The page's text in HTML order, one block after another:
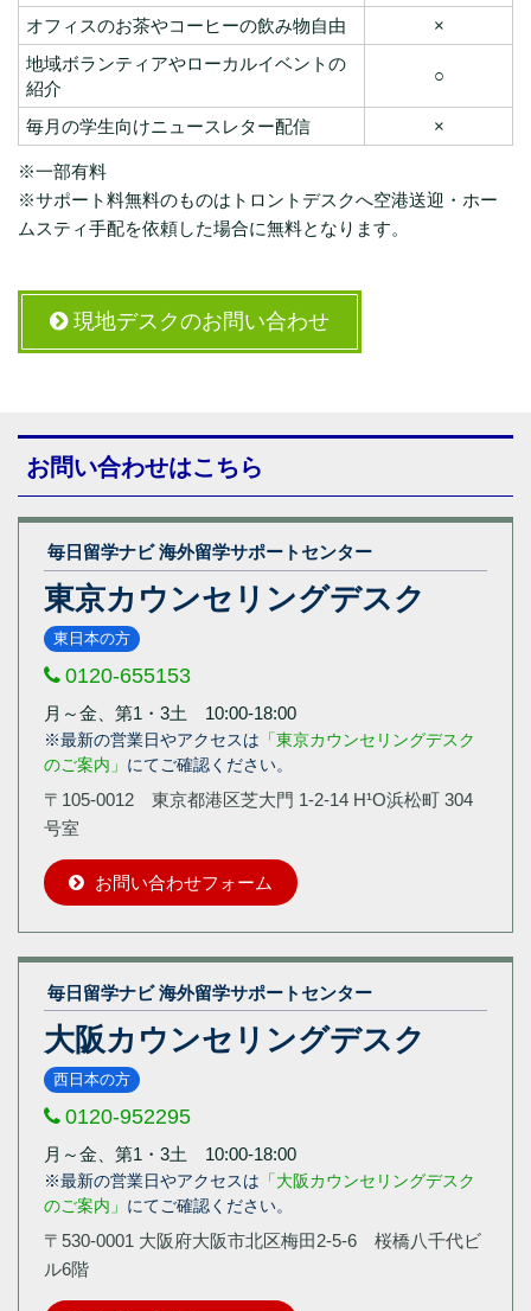
オフィスのお茶やコーヒーの飲み物自由
×
地域ボランティアやローカルイベントの
紹介
○
毎月の学生向けニュースレター配信 ×
※一部有料
※サポート料無料のものはトロントデスクへ空港送迎・ホー
ムスティ手配を依頼した場合に無料となります。
現地デスクのお問い合わせ
お問い合わせはこちら
毎日留学ナビ 海外留学サポートセンター
東京カウンセリングデスク
東日本の方
0120-655153
月～金、第1・3土 10:00-18:00
※最新の営業日やアクセスは 「東京カウンセリングデスク
のご案内」 にてご確認ください。
〒105-0012 東京都港区芝大門 1-2-14 H¹O浜松町 304
号室
お問い合わせフォーム
毎日留学ナビ 海外留学サポートセンター
大阪カウンセリングデスク
西日本の方
0120-952295
月～金、第1・3土 10:00-18:00
※最新の営業日やアクセスは 「大阪カウンセリングデスク
のご案内」 にてご確認ください。
〒530-0001 大阪府大阪市北区梅田2-5-6 桜橋八千代ビ
ル6階